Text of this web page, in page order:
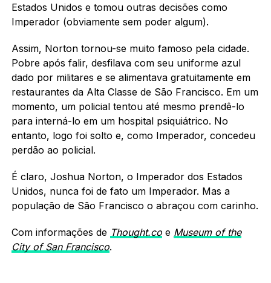
Estados Unidos e tomou outras decisões como
Imperador (obviamente sem poder algum).
Assim, Norton tornou-se muito famoso pela cidade.
Pobre após falir, desfilava com seu uniforme azul
dado por militares e se alimentava gratuitamente em
restaurantes da Alta Classe de São Francisco. Em um
momento, um policial tentou até mesmo prendê-lo
para interná-lo em um hospital psiquiátrico. No
entanto, logo foi solto e, como Imperador, concedeu
perdão ao policial.
É claro, Joshua Norton, o Imperador dos Estados
Unidos, nunca foi de fato um Imperador. Mas a
população de São Francisco o abraçou com carinho.
Com informações de Thought.coe Museum of the
City of San Francisco.